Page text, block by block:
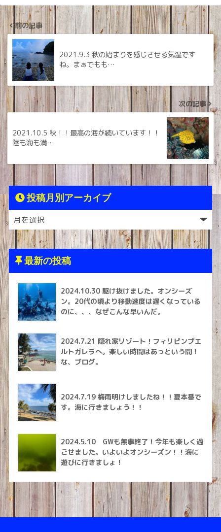
前の記事
2021.9.3 秋の始まりを感じさせる気温です
ね。まぁでもも…
次の記事
2021.10.5 秋！！最高の海が続いています！！
陸も海も満…
投稿月別アーカイブ
最新の投稿
2024.10.30 駆け抜けました。オンシーズ
ン。20代の頃より移動速度は遅くなっている
のに、、、なぜこんな早いんだ。
2024.7.21 隠れ家リゾート！フィリピンプエ
ルトガレラへ。楽しい時間はあっという間！
な、ブログ。
2024.7.19 梅雨明けしましたね！！夏本番で
す。海に行きましょう！！
2024.5.10 GWも無事終了！今年も楽しく過
ごせました。いよいよオンシーズン！！海に
遊びに行きましょ！